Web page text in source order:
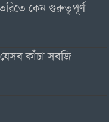
কেন গুরুত্বপূর্ণ
কাঁচা সবজি